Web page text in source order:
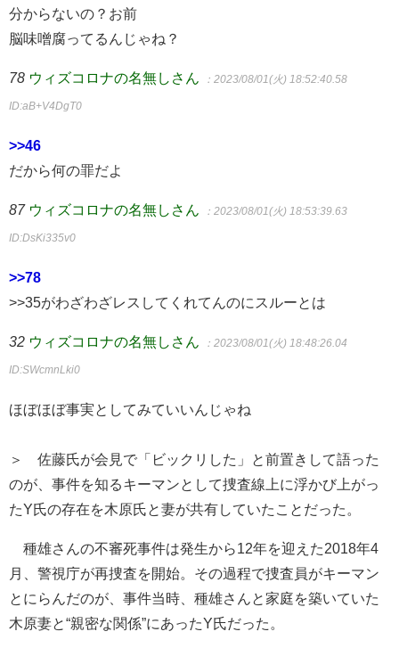
分からないの？お前
脳味噌腐ってるんじゃね？
78 ウィズコロナの名無しさん ：2023/08/01(火) 18:52:40.58
ID:aB+V4DgT0
>>46
だから何の罪だよ
87 ウィズコロナの名無しさん ：2023/08/01(火) 18:53:39.63
ID:DsKi335v0
>>78
>>35がわざわざレスしてくれてんのにスルーとは
32 ウィズコロナの名無しさん ：2023/08/01(火) 18:48:26.04
ID:SWcmnLki0
ほぼほぼ事実としてみていいんじゃね
＞ 佐藤氏が会見で「ビックリした」と前置きして語った
のが、事件を知るキーマンとして捜査線上に浮かび上がっ
たY氏の存在を木原氏と妻が共有していたことだった。
種雄さんの不審死事件は発生から12年を迎えた2018年4
月、警視庁が再捜査を開始。その過程で捜査員がキーマン
とにらんだのが、事件当時、種雄さんと家庭を築いていた
木原妻と“親密な関係”にあったY氏だった。